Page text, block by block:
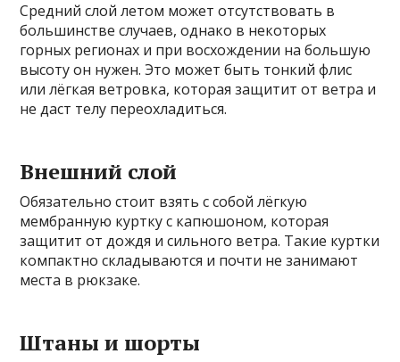
Средний слой летом может отсутствовать в
большинстве случаев, однако в некоторых
горных регионах и при восхождении на большую
высоту он нужен. Это может быть тонкий флис
или лёгкая ветровка, которая защитит от ветра и
не даст телу переохладиться.
Внешний слой
Обязательно стоит взять с собой лёгкую
мембранную куртку с капюшоном, которая
защитит от дождя и сильного ветра. Такие куртки
компактно складываются и почти не занимают
места в рюкзаке.
Штаны и шорты